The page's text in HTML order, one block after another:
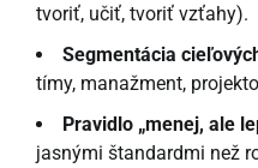
tvoriť, učiť, tvoriť vzťahy).
Segmentácia
tímy, manažment,
Pravidlo „menej, ale
jasnými štandardmi než